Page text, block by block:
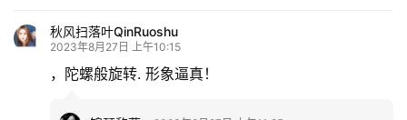
秋风扫落叶QinRuoshu
2023年8月27日 上午10:15
，陀螺般旋转. 形象逼真！